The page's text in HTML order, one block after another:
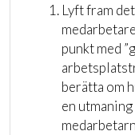
Lyft fram
punkt med
berätta om
en